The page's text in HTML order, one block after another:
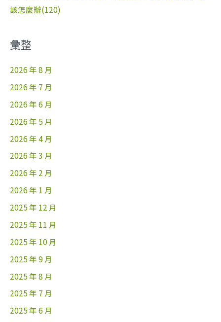
該怎麼辦(120)
彙整
2026 年 8 月
2026 年 7 月
2026 年 6 月
2026 年 5 月
2026 年 4 月
2026 年 3 月
2026 年 2 月
2026 年 1 月
2025 年 12 月
2025 年 11 月
2025 年 10 月
2025 年 9 月
2025 年 8 月
2025 年 7 月
2025 年 6 月